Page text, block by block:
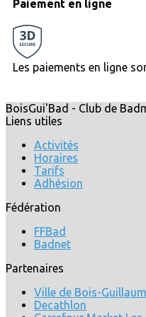
Paiement en ligne
Les paiements en ligne
BoisGui'Bad - Club de
Liens utiles
Activités
Horaires
Tarifs
Adhésion
Fédération
FFBad
Badnet
Partenaires
Ville de Bois-
Decathlon